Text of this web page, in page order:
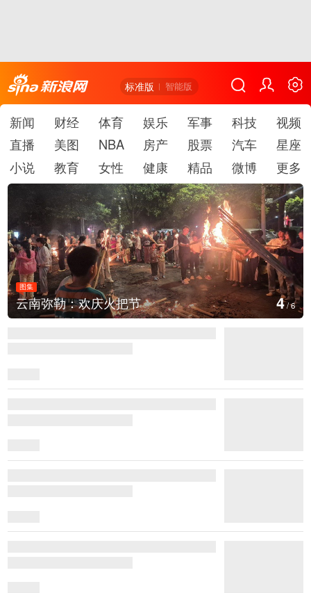
标准版 智能版
新闻 财经 体育 娱乐 军事 科技
视频
直播
美图 NBA 房产 股票 汽车
星座
小说
教育 女性 健康 精品 微博 更多
图集
云南弥勒：欢庆火把节 4/6